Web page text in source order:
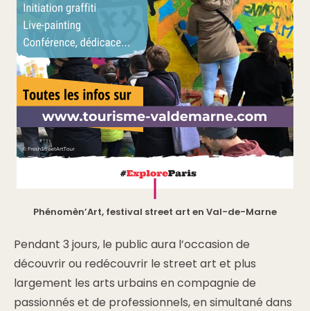
Phénomèn’Art, festival street art en Val-de-Marne
Pendant 3 jours, le public aura l’occasion de
découvrir ou redécouvrir le street art et plus
largement les arts urbains en compagnie de
passionnés et de professionnels, en simultané dans